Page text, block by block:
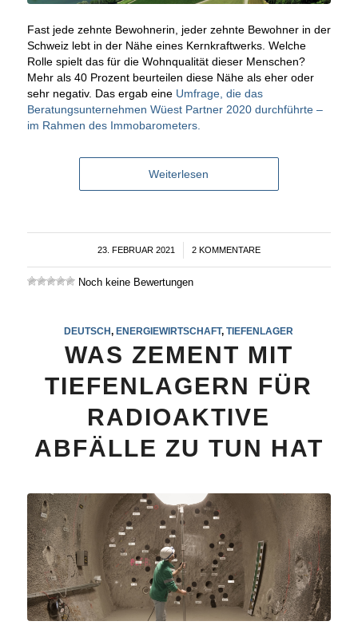
Fast jede zehnte Bewohnerin, jeder zehnte Bewohner in der
Schweiz lebt in der Nähe eines Kernkraftwerks. Welche
Rolle spielt das für die Wohnqualität dieser Menschen?
Mehr als 40 Prozent beurteilen diese Nähe als eher oder
sehr negativ. Das ergab eine Umfrage, die das
Beratungsunternehmen Wüest Partner 2020 durchführte –
im Rahmen des Immobarometers.
Weiterlesen
23. FEBRUAR 2021
/ 2 KOMMENTARE
Noch keine Bewertungen
DEUTSCH, ENERGIEWIRTSCHAFT,TIEFENLAGER
WAS ZEMENT MIT
TIEFENLAGERN FÜR
RADIOAKTIVE
ABFÄLLE ZU TUN HAT